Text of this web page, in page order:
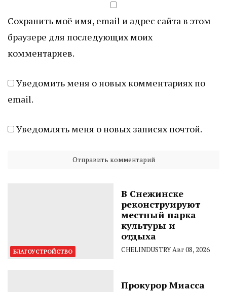
Сохранить моё имя, email и адрес сайта в этом
браузере для последующих моих
комментариев.
Уведомить меня о новых комментариях по
email.
Уведомлять меня о новых записях почтой.
БЛАГОУСТРОЙСТВО
В Снежинске
реконструируют
местный парка
культуры и
отдыха
CHELINDUSTRYАвг 08, 2026
Прокурор Миасса